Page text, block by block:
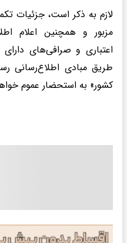
لازم به ذکر است، جزئیات
مزبور و همچنین اعلام
اعتباری و صرافی‌های دارای
طریق مبادی اطلاع‌رسانی
کشور» به استحضار عموم